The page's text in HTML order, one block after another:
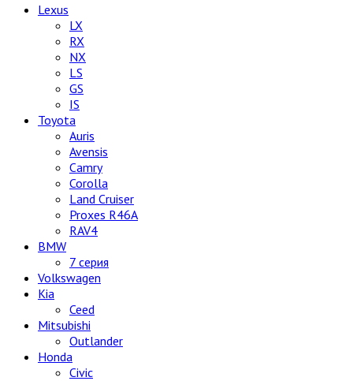
Lexus
LX
RX
NX
LS
GS
IS
Toyota
Auris
Avensis
Camry
Corolla
Land Cruiser
Proxes R46A
RAV4
BMW
7 серия
Volkswagen
Kia
Ceed
Mitsubishi
Outlander
Honda
Civic